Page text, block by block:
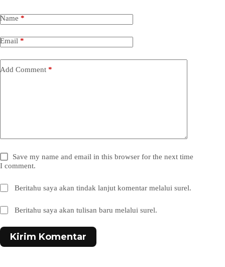
Name *
Email *
Add Comment *
Save my name and email in this browser for the next time
I comment.
Beritahu saya akan tindak lanjut komentar melalui surel.
Beritahu saya akan tulisan baru melalui surel.
Kirim Komentar